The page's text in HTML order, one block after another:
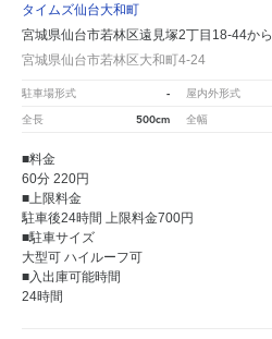
タイムズ仙台大和町
宮城県仙台市若林区遠見塚2丁目18-44から
宮城県仙台市若林区大和町4-24
駐車場形式 - 屋内外形式
全長 500cm 全幅
■料金
60分 220円
■上限料金
駐車後24時間 上限料金700円
■駐車サイズ
大型可 ハイルーフ可
■入出庫可能時間
24時間